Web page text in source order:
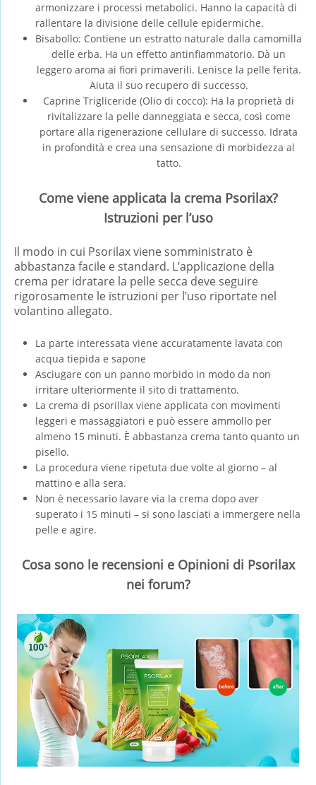
armonizzare i processi metabolici. Hanno la capacità di
rallentare la divisione delle cellule epidermiche.
Bisabollo: Contiene un estratto naturale dalla camomilla
delle erba. Ha un effetto antinfiammatorio. Dà un
leggero aroma ai fiori primaverili. Lenisce la pelle ferita.
Aiuta il suo recupero di successo.
Caprine Trigliceride (Olio di cocco): Ha la proprietà di
rivitalizzare la pelle danneggiata e secca, così come
portare alla rigenerazione cellulare di successo. Idrata
in profondità e crea una sensazione di morbidezza al
tatto.
Come viene applicata la crema Psorilax?
Istruzioni per l’uso
Il modo in cui Psorilax viene somministrato è
abbastanza facile e standard. L’applicazione della
crema per idratare la pelle secca deve seguire
rigorosamente le istruzioni per l’uso riportate nel
volantino allegato.
La parte interessata viene accuratamente lavata con
acqua tiepida e sapone
Asciugare con un panno morbido in modo da non
irritare ulteriormente il sito di trattamento.
La crema di psorillax viene applicata con movimenti
leggeri e massaggiatori e può essere ammollo per
almeno 15 minuti. È abbastanza crema tanto quanto un
pisello.
La procedura viene ripetuta due volte al giorno – al
mattino e alla sera.
Non è necessario lavare via la crema dopo aver
superato i 15 minuti – si sono lasciati a immergere nella
pelle e agire.
Cosa sono le recensioni e Opinioni di Psorilax
nei forum?